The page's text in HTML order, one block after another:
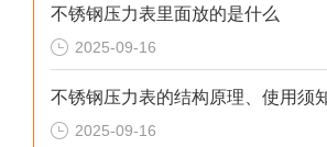
不锈钢压力表里面放的是什么
2025-09-16
2025-09-16